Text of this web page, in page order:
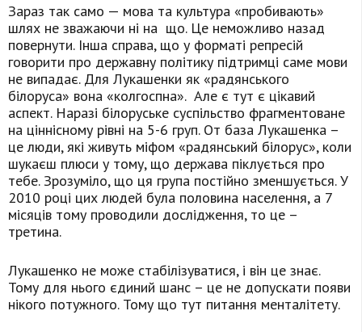
Зараз так само — мова та культура «пробивають»
шлях не зважаючи ні на що. Це неможливо назад
повернути. Інша справа, що у форматі репресій
говорити про державну політику підтримці саме мови
не випадає. Для Лукашенки як «радянського
білоруса» вона «колгоспна». Але є тут є цікавий
аспект. Наразі білоруське суспільство фрагментоване
на ціннісному рівні на 5-6 груп. От база Лукашенка –
це люди, які живуть міфом «радянський білорус», коли
шукаєш плюси у тому, що держава піклується про
тебе. Зрозуміло, що ця група постійно зменшується. У
2010 році цих людей була половина населення, а 7
місяців тому проводили дослідження, то це –
третина.
Лукашенко не може стабілізуватися, і він це знає.
Тому для нього єдиний шанс – це не допускати появи
нікого потужного. Тому що тут питання менталітету.